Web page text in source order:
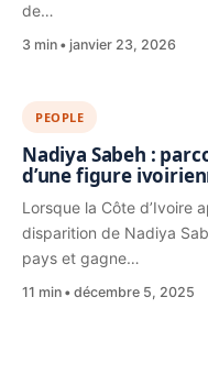
de…
3 min janvier 23, 2026
PEOPLE
Nadiya Sabeh :
d’une figure
Lorsque la Côte d’Ivoire
disparition de Nadiya
pays et gagne…
11 min décembre 5, 2025